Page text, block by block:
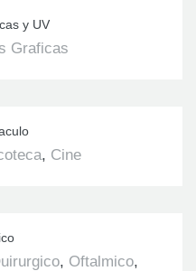
y UV
Graficas
, Cine
, Oftalmico,